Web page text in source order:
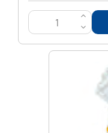
>
<